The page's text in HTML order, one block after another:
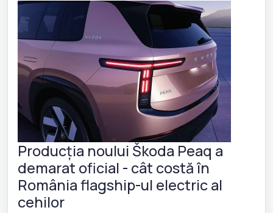
Producția noului Škoda Peaq a
demarat oficial - cât costă în
România flagship-ul electric al
cehilor